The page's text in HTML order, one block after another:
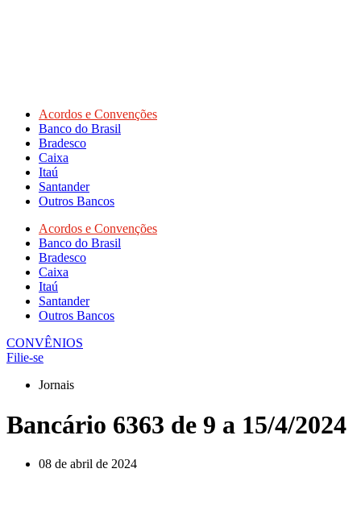
Acordos e Convenções
Banco do Brasil
Bradesco
Caixa
Itaú
Santander
Outros Bancos
Acordos e Convenções
Banco do Brasil
Bradesco
Caixa
Itaú
Santander
Outros Bancos
CONVÊNIOS
Filie-se
Jornais
Bancário 6363 de 9 a 15/4/2024
08 de abril de 2024